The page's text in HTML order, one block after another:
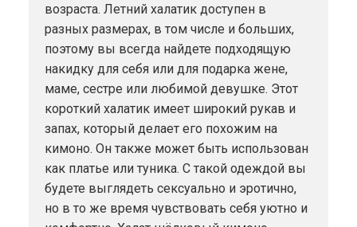
возраста. Летний халатик доступен в
разных размерах, в том числе и больших,
поэтому вы всегда найдете подходящую
накидку для себя или для подарка жене,
маме, сестре или любимой девушке. Этот
короткий халатик имеет широкий рукав и
запах, который делает его похожим на
кимоно. Он также может быть использован
как платье или туника. С такой одеждой вы
будете выглядеть сексуально и эротично,
но в то же время чувствовать себя уютно и